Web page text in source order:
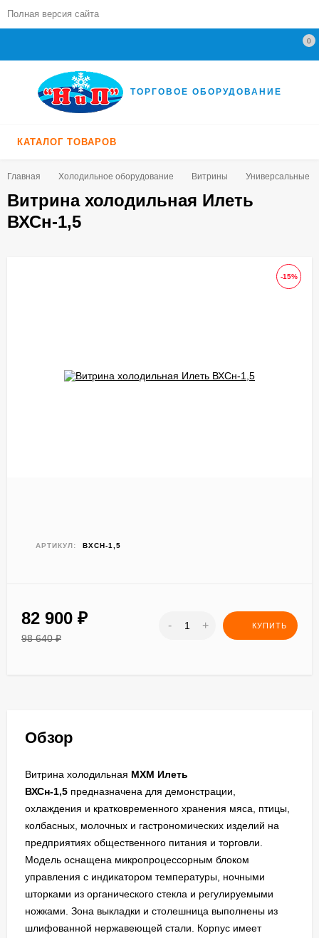
Полная версия сайта
0
ТОРГОВОЕ ОБОРУДОВАНИЕ
КАТАЛОГ ТОВАРОВ
Главная Холодильное оборудование Витрины Универсальные
Витрина холодильная Илеть
ВХСн-1,5
-15%
АРТИКУЛ: ВХСН-1,5
82 900 ₽
98 640₽
- + КУПИТЬ
Обзор
Витрина холодильная МХМ Илеть
ВХСн-1,5 предназначена для демонстрации,
охлаждения и кратковременного хранения мяса, птицы,
колбасных, молочных и гастрономических изделий на
предприятиях общественного питания и торговли.
Модель оснащена микропроцессорным блоком
управления с индикатором температуры, ночными
шторками из органического стекла и регулируемыми
ножками. Зона выкладки и столешница выполнены из
шлифованной нержавеющей стали. Корпус имеет